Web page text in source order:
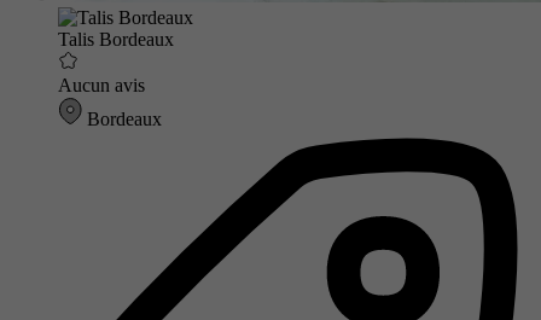
Talis Bordeaux
Aucun avis
Bordeaux